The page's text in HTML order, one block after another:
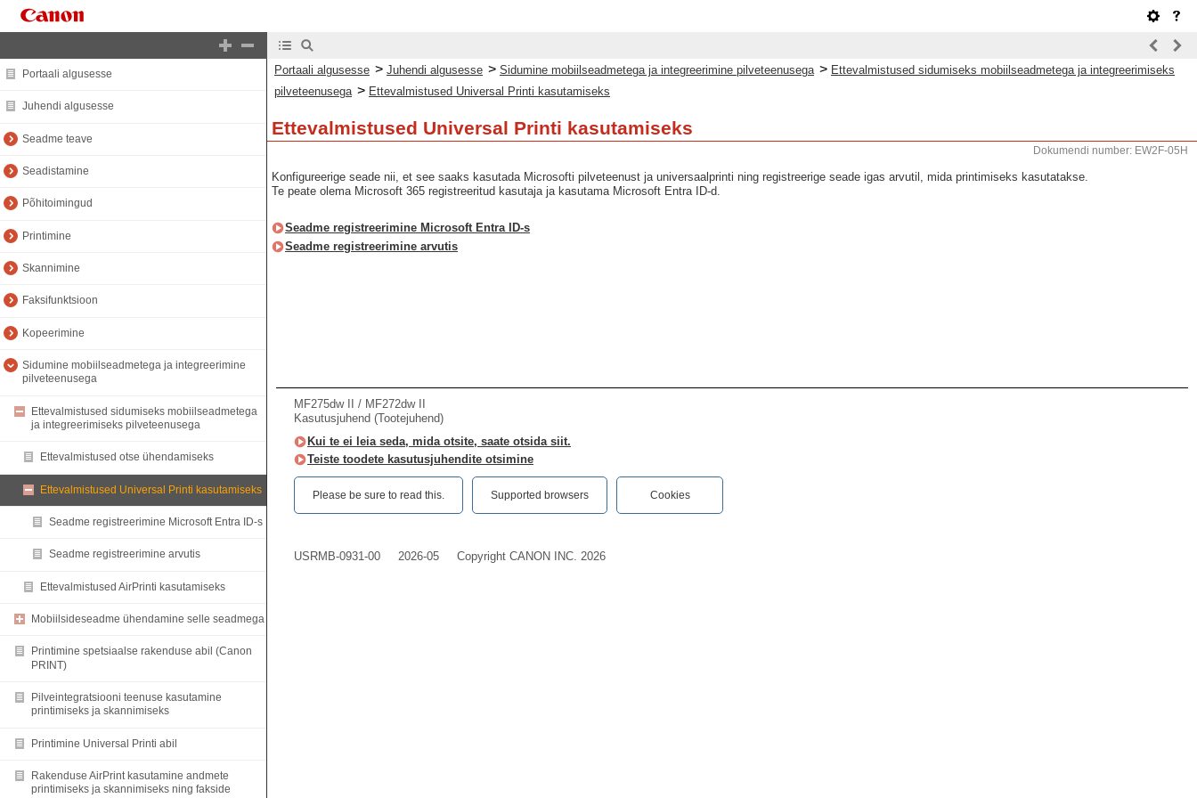
Portaali algusesse
Juhendi algusesse
Seadme teave
Seadistamine
Põhitoimingud
Printimine
Skannimine
Faksifunktsioon
Kopeerimine
Sidumine mobiilseadmetega ja integreerimine
pilveteenusega
Ettevalmistused sidumiseks mobiilseadmetega
ja integreerimiseks pilveteenusega
Ettevalmistused otse ühendamiseks
Ettevalmistused Universal Printi kasutamiseks
Seadme registreerimine Microsoft Entra ID-s
Seadme registreerimine arvutis
Ettevalmistused AirPrinti kasutamiseks
Mobiilsideseadme ühendamine selle seadmega
Printimine spetsiaalse rakenduse abil (Canon
PRINT)
Pilveintegratsiooni teenuse kasutamine
printimiseks ja skannimiseks
Printimine Universal Printi abil
Rakenduse AirPrint kasutamine andmete
printimiseks ja skannimiseks ning fakside
Portaali algusesse > Juhendi algusesse > Sidumine mobiilseadmetega ja integreerimine pilveteenusega > Ettevalmistused sidumiseks mobiilseadmetega ja integreerimiseks
pilveteenusega > Ettevalmistused Universal Printi kasutamiseks
Ettevalmistused Universal Printi kasutamiseks
Dokumendi number: EW2F-05H
Konfigureerige seade nii, et see saaks kasutada Microsofti pilveteenust ja universaalprinti ning registreerige seade igas arvutil, mida printimiseks kasutatakse.
Te peate olema Microsoft 365 registreeritud kasutaja ja kasutama Microsoft Entra ID-d.
Seadme registreerimine Microsoft Entra ID-s
Seadme registreerimine arvutis
MF275dw II / MF272dw II
Kasutusjuhend (Tootejuhend)
Kui te ei leia seda, mida otsite, saate otsida siit.
Teiste toodete kasutusjuhendite otsimine
Please be sure to read this.‎ Supported browsers Cookies
USRMB-0931-00 2026-05 Copyright CANON INC. 2026